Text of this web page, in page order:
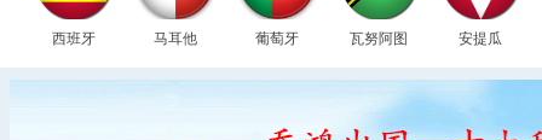
西班牙 马耳他 葡萄牙 瓦努阿图 安提瓜